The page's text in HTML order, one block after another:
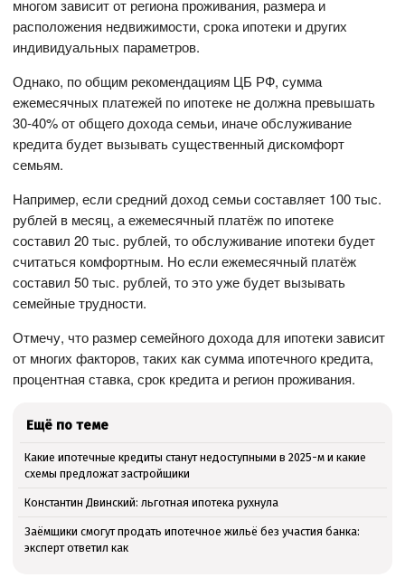
многом зависит от региона проживания, размера и
расположения недвижимости, срока ипотеки и других
индивидуальных параметров.
Однако, по общим рекомендациям ЦБ РФ, сумма
ежемесячных платежей по ипотеке не должна превышать
30-40% от общего дохода семьи, иначе обслуживание
кредита будет вызывать существенный дискомфорт
семьям.
Например, если средний доход семьи составляет 100 тыс.
рублей в месяц, а ежемесячный платёж по ипотеке
составил 20 тыс. рублей, то обслуживание ипотеки будет
считаться комфортным. Но если ежемесячный платёж
составил 50 тыс. рублей, то это уже будет вызывать
семейные трудности.
Отмечу, что размер семейного дохода для ипотеки зависит
от многих факторов, таких как сумма ипотечного кредита,
процентная ставка, срок кредита и регион проживания.
Ещё по теме
Какие ипотечные кредиты станут недоступными в 2025-м и какие
схемы предложат застройщики
Константин Двинский: льготная ипотека рухнула
Заёмщики смогут продать ипотечное жильё без участия банка:
эксперт ответил как